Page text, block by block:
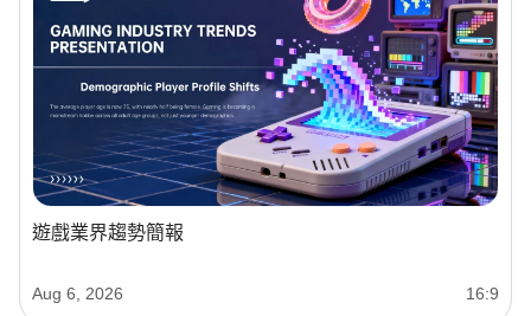
遊戲業界趨勢簡報
Aug 6, 2026 16:9